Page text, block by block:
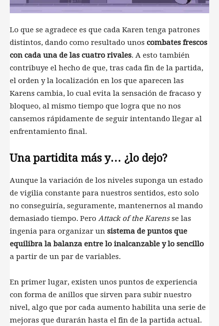
Lo que se agradece es que cada Karen tenga patrones
distintos, dando como resultado unos combates frescos
con cada una de las cuatro rivales. A esto también
contribuye el hecho de que, tras cada fin de la partida,
el orden y la localización en los que aparecen las
Karens cambia, lo cual evita la sensación de fracaso y
bloqueo, al mismo tiempo que logra que no nos
cansemos rápidamente de seguir intentando llegar al
enfrentamiento final.
Una partidita más y… ¿lo dejo?
Aunque la variación de los niveles suponga un estado
de vigilia constante para nuestros sentidos, esto solo
no conseguiría, seguramente, mantenernos al mando
demasiado tiempo. Pero Attack of the Karensse las
ingenia para organizar un sistema de puntos que
equilibra la balanza entre lo inalcanzable y lo sencillo
a partir de un par de variables.
En primer lugar, existen unos puntos de experiencia
con forma de anillos que sirven para subir nuestro
nivel, algo que por cada aumento habilita una serie de
mejoras que durarán hasta el fin de la partida actual.